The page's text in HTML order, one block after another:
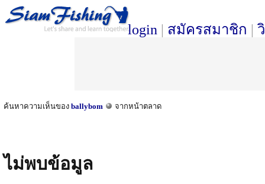
login | สมัครสมาชิก |
ค้นหาความเห็นของ ballybom จากหน้าตลาด
ไม่พบข้อมูล